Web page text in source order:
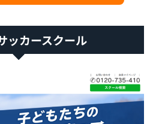
ッカースクール